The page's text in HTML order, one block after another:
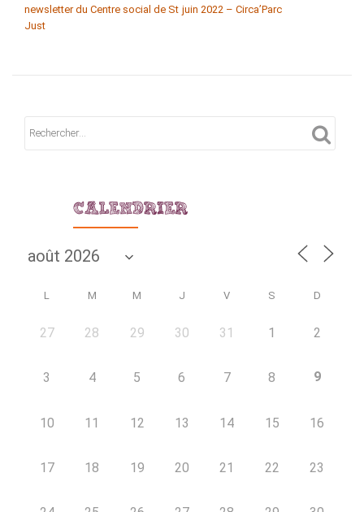
newsletter du Centre social de St
Just
juin 2022 – Circa’Parc
CALENDRIER
L M M J V S D
27 28 29 30 31 1 2
3 4 5 6 7 8 9
10 11 12 13 14 15 16
17 18 19 20 21 22 23